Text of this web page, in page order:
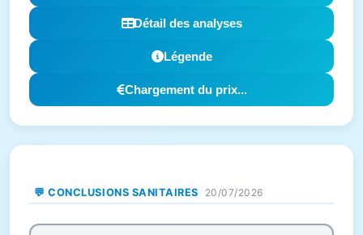
Détail des analyses
Légende
Chargement du prix...
💬 CONCLUSIONS SANITAIRES 20/07/2026